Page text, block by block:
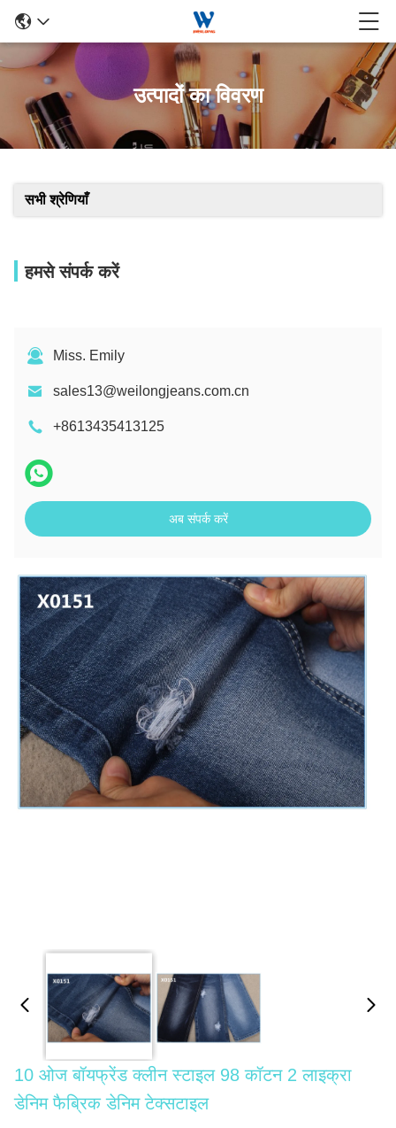
उत्पादों का विवरण
सभी श्रेणियाँ
हमसे संपर्क करें
Miss. Emily
sales13@weilongjeans.com.cn
+8613435413125
अब संपर्क करें
10 ओज बॉयफ्रेंड क्लीन स्टाइल 98 कॉटन 2 लाइक्रा
डेनिम फैब्रिक डेनिम टेक्सटाइल